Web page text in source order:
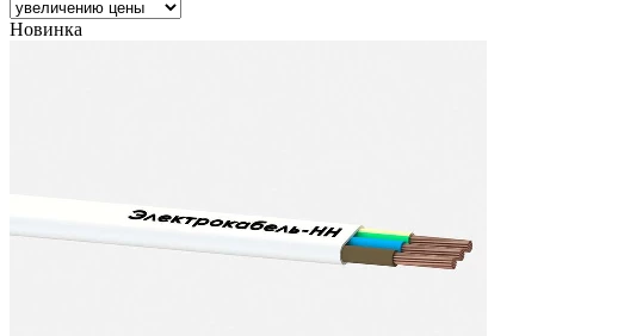
Новинка